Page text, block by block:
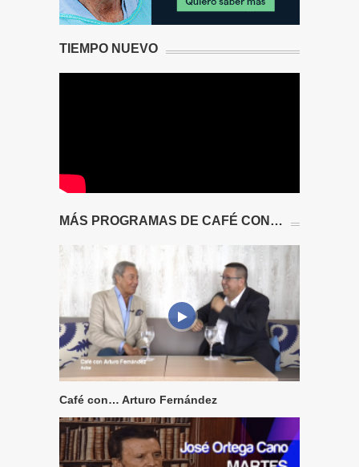
TIEMPO NUEVO
MÁS PROGRAMAS DE CAFÉ CON…
Café con… Arturo Fernández